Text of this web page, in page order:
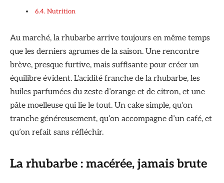
Nutrition
Au marché, la rhubarbe arrive toujours en même temps
que les derniers agrumes de la saison. Une rencontre
brève, presque furtive, mais suffisante pour créer un
équilibre évident. L’acidité franche de la rhubarbe, les
huiles parfumées du zeste d’orange et de citron, et une
pâte moelleuse qui lie le tout. Un cake simple, qu’on
tranche généreusement, qu’on accompagne d’un café, et
qu’on refait sans réfléchir.
La rhubarbe : macérée, jamais brute